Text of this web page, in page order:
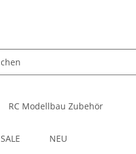
RC Modellbau Zubehör
SALE NEU